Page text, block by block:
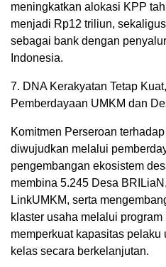
meningkatkan alokasi KPP
menjadi Rp12 triliun,
sebagai bank dengan
Indonesia.
7. DNA Kerakyatan Tetap
Pemberdayaan UMKM dan
Komitmen Perseroan
diwujudkan melalui
pengembangan ekosistem
membina 5.245 Desa
LinkUMKM, serta
klaster usaha melalui
memperkuat kapasitas pelaku
kelas secara berkelanjutan.